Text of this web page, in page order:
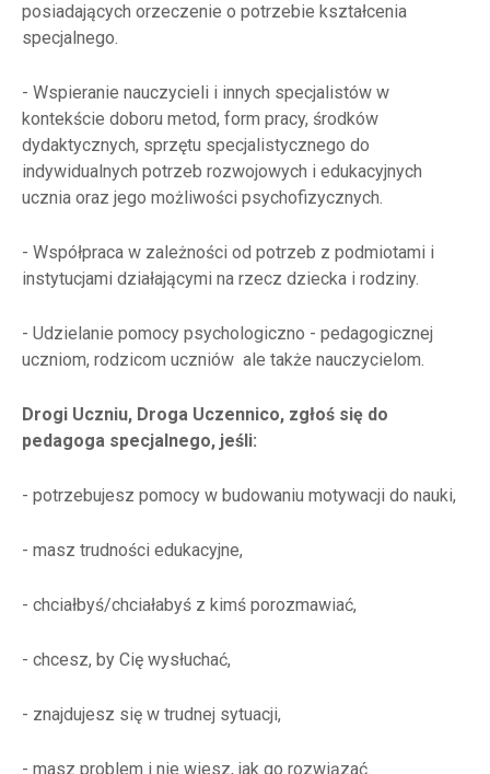
posiadających orzeczenie o potrzebie kształcenia
specjalnego.
- Wspieranie nauczycieli i innych specjalistów w
kontekście doboru metod, form pracy, środków
dydaktycznych, sprzętu specjalistycznego do
indywidualnych potrzeb rozwojowych i edukacyjnych
ucznia oraz jego możliwości psychofizycznych.
- Współpraca w zależności od potrzeb z podmiotami i
instytucjami działającymi na rzecz dziecka i rodziny.
- Udzielanie pomocy psychologiczno - pedagogicznej
uczniom, rodzicom uczniów ale także nauczycielom.
Drogi Uczniu, Droga Uczennico, zgłoś się do
pedagoga specjalnego, jeśli:
- potrzebujesz pomocy w budowaniu motywacji do nauki,
- masz trudności edukacyjne,
- chciałbyś/chciałabyś z kimś porozmawiać,
- chcesz, by Cię wysłuchać,
- znajdujesz się w trudnej sytuacji,
- masz problem i nie wiesz, jak go rozwiązać.